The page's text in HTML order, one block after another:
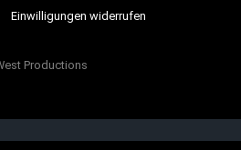
Einwilligungen widerrufen
Productions